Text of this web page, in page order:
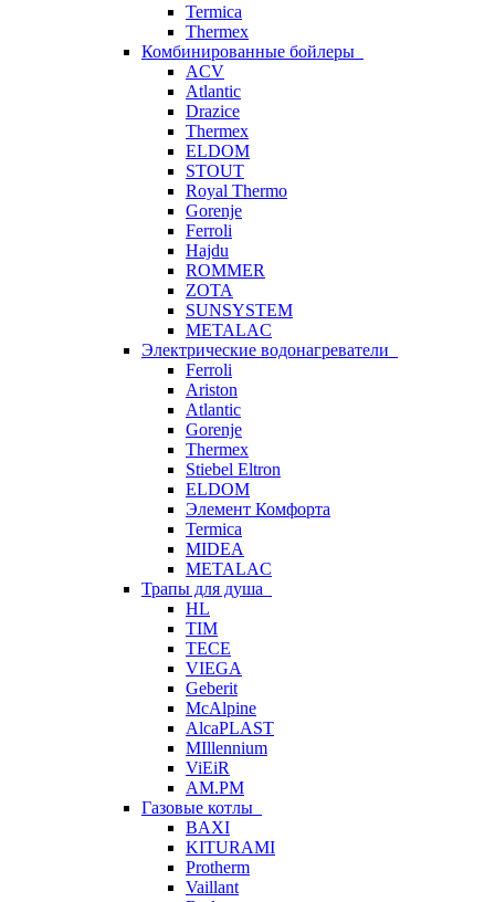
Termica
Thermex
Комбинированные бойлеры
ACV
Atlantic
Drazice
Thermex
ELDOM
STOUT
Royal Thermo
Gorenje
Ferroli
Hajdu
ROMMER
ZOTA
SUNSYSTEM
METALAC
Электрические водонагреватели
Ferroli
Ariston
Atlantic
Gorenje
Thermex
Stiebel Eltron
ELDOM
Элемент Комфорта
Termica
MIDEA
METALAC
Трапы для душа
HL
TIM
TECE
VIEGA
Geberit
McAlpine
AlcaPLAST
MIllennium
ViEiR
AM.PM
Газовые котлы
BAXI
KITURAMI
Protherm
Vaillant